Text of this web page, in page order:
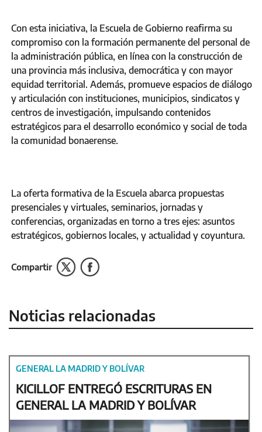
Con esta iniciativa, la Escuela de Gobierno reafirma su
compromiso con la formación permanente del personal de
la administración pública, en línea con la construcción de
una provincia más inclusiva, democrática y con mayor
equidad territorial. Además, promueve espacios de diálogo
y articulación con instituciones, municipios, sindicatos y
centros de investigación, impulsando contenidos
estratégicos para el desarrollo económico y social de toda
la comunidad bonaerense.
La oferta formativa de la Escuela abarca propuestas
presenciales y virtuales, seminarios, jornadas y
conferencias, organizadas en torno a tres ejes: asuntos
estratégicos, gobiernos locales, y actualidad y coyuntura.
Compartir
Noticias relacionadas
GENERAL LA MADRID Y BOLÍVAR
KICILLOF ENTREGÓ ESCRITURAS EN
GENERAL LA MADRID Y BOLÍVAR